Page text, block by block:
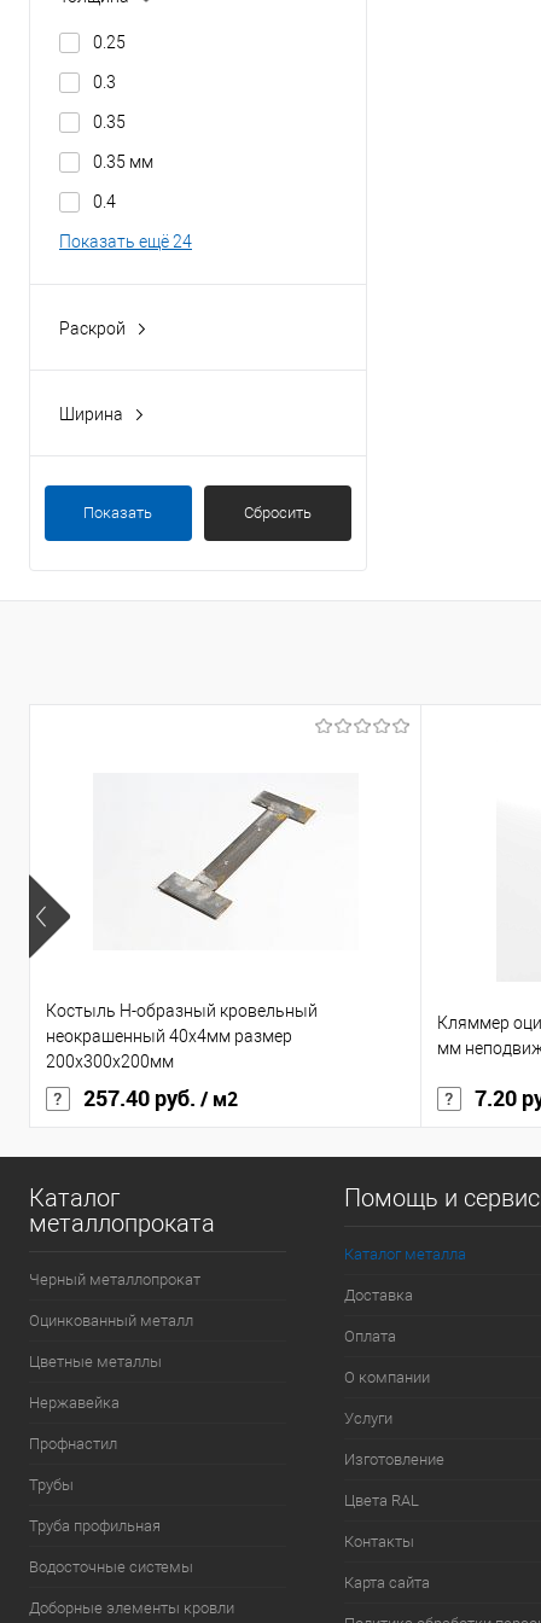
0.25
0.3
0.35
0.35 мм
0.4
Показать ещё 24
Раскрой
Ширина
Показать Сбросить
Костыль H-образный кровельный
неокрашенный 40х4мм размер
200x300х200мм
257.40 руб. / м2
Кляммер
мм
7.20
Каталог
металлопроката
Черный металлопрокат
Оцинкованный металл
Цветные металлы
Нержавейка
Профнастил
Трубы
Труба профильная
Водосточные системы
Доборные элементы кровли
Помощь и
Каталог металла
Доставка
Оплата
О компании
Услуги
Изготовление
Цвета RAL
Контакты
Карта сайта